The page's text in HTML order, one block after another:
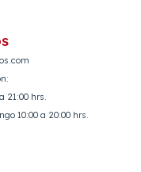
21:00 hrs.
10:00 a 20:00 hrs.